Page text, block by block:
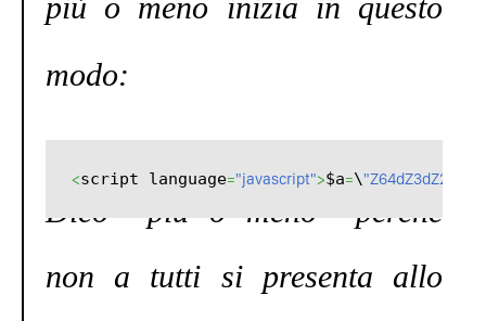
modo:
<script language="javascript">$a=\
Dico “più o meno” perchè
non a tutti si presenta allo